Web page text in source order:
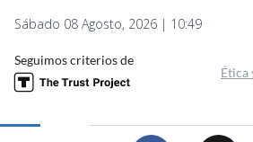
Sábado 08 Agosto, 2026 | 10:49
Seguimos criterios de
Ética